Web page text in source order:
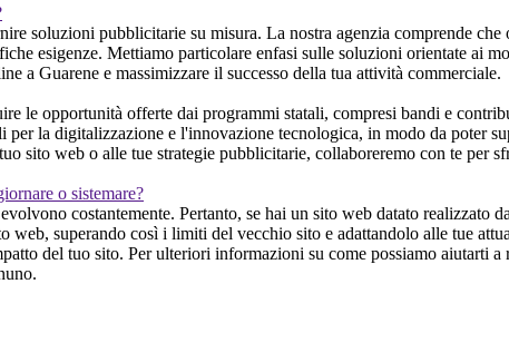
soluzioni pubblicitarie su misura. La nostra agenzia comprende
esigenze. Mettiamo particolare enfasi sulle soluzioni orientate ai
a Guarene e massimizzare il successo della tua attività commerciale.
le opportunità offerte dai programmi statali, compresi bandi e
la digitalizzazione e l'innovazione tecnologica, in modo da poter
sito web o alle tue strategie pubblicitarie, collaboreremo con te per
o sistemare?
costantemente. Pertanto, se hai un sito web datato realizzato
superando così i limiti del vecchio sito e adattandolo alle tue
del tuo sito. Per ulteriori informazioni su come possiamo aiutarti